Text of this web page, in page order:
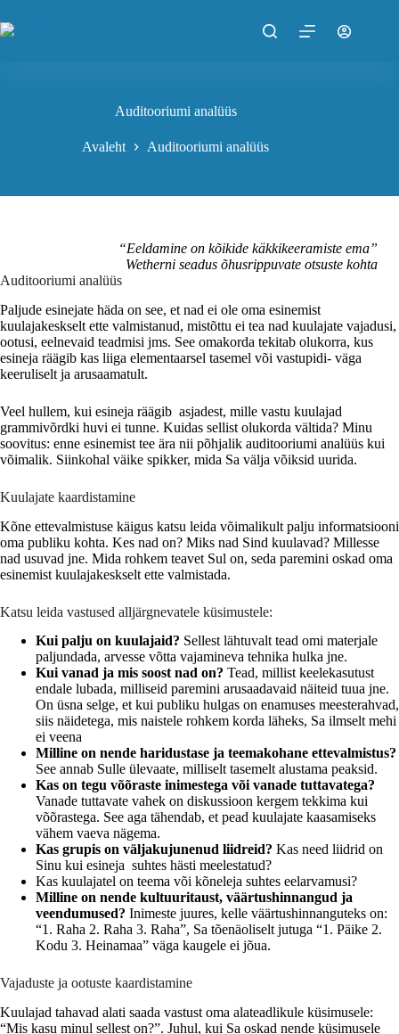
to
content
Auditooriumi analüüs
Avaleht Auditooriumi analüüs
“Eeldamine on kõikide käkkikeeramiste ema”
Wetherni seadus õhusrippuvate otsuste kohta
Auditooriumi analüüs
Paljude esinejate häda on see, et nad ei ole oma esinemist
kuulajakeskselt ette valmistanud, mistõttu ei tea nad kuulajate vajadusi,
ootusi, eelnevaid teadmisi jms. See omakorda tekitab olukorra, kus
esineja räägib kas liiga elementaarsel tasemel või vastupidi- väga
keeruliselt ja arusaamatult.
Veel hullem, kui esineja räägib asjadest, mille vastu kuulajad
grammivõrdki huvi ei tunne. Kuidas sellist olukorda vältida? Minu
soovitus: enne esinemist tee ära nii põhjalik auditooriumi analüüs kui
võimalik. Siinkohal väike spikker, mida Sa välja võiksid uurida.
Kuulajate kaardistamine
Kõne ettevalmistuse käigus katsu leida võimalikult palju informatsiooni
oma publiku kohta. Kes nad on? Miks nad Sind kuulavad? Millesse
nad usuvad jne. Mida rohkem teavet Sul on, seda paremini oskad oma
esinemist kuulajakeskselt ette valmistada.
Katsu leida vastused alljärgnevatele küsimustele:
Kui palju on kuulajaid? Sellest lähtuvalt tead omi materjale
paljundada, arvesse võtta vajamineva tehnika hulka jne.
Kui vanad ja mis soost nad on? Tead, millist keelekasutust
endale lubada, milliseid paremini arusaadavaid näiteid tuua jne.
On üsna selge, et kui publiku hulgas on enamuses meesterahvad,
siis näidetega, mis naistele rohkem korda läheks, Sa ilmselt mehi
ei veena
Milline on nende haridustase ja teemakohane ettevalmistus?
See annab Sulle ülevaate, milliselt tasemelt alustama peaksid.
Kas on tegu võõraste inimestega või vanade tuttavatega?
Vanade tuttavate vahek on diskussioon kergem tekkima kui
võõrastega. See aga tähendab, et pead kuulajate kaasamiseks
vähem vaeva nägema.
Kas grupis on väljakujunenud liidreid? Kas need liidrid on
Sinu kui esineja suhtes hästi meelestatud?
Kas kuulajatel on teema või kõneleja suhtes eelarvamusi?
Milline on nende kultuuritaust, väärtushinnangud ja
veendumused? Inimeste juures, kelle väärtushinnanguteks on:
“1. Raha 2. Raha 3. Raha”, Sa tõenäoliselt jutuga “1. Päike 2.
Kodu 3. Heinamaa” väga kaugele ei jõua.
Vajaduste ja ootuste kaardistamine
Kuulajad tahavad alati saada vastust oma alateadlikule küsimusele:
“Mis kasu minul sellest on?”. Juhul, kui Sa oskad nende küsimusele